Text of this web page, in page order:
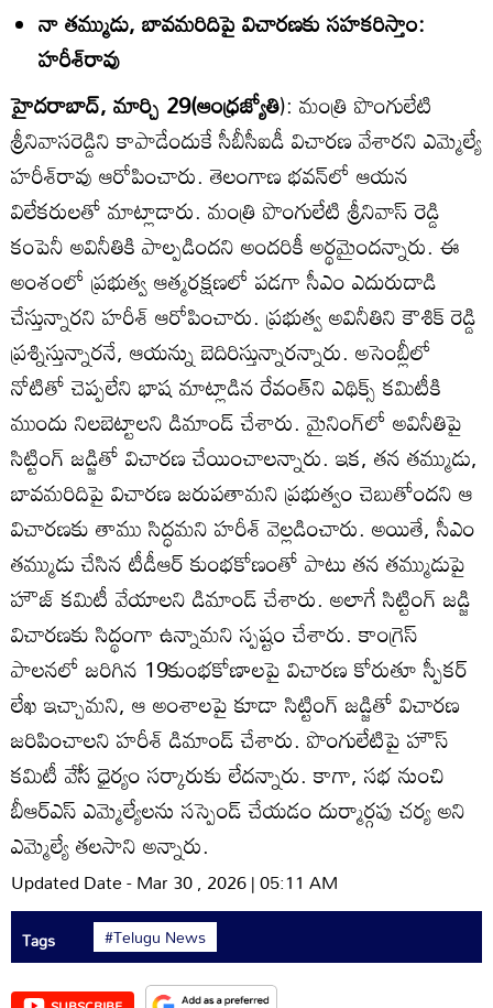
నా తమ్ముడు, బావమరిదిపై విచారణకు సహకరిస్తాం:
హరీశ్‌రావు
హైదరాబాద్‌, మార్చి 29(ఆంధ్రజ్యోతి): మంత్రి పొంగులేటి
శ్రీనివాసరెడ్డిని కాపాడేందుకే సీబీసీఐడీ విచారణ వేశారని ఎమ్మెల్యే
హరీశ్‌రావు ఆరోపించారు. తెలంగాణ భవన్‌లో ఆయన
విలేకరులతో మాట్లాడారు. మంత్రి పొంగులేటి శ్రీనివాస్‌ రెడ్డి
కంపెనీ అవినీతికి పాల్పడిందని అందరికీ అర్థమైందన్నారు. ఈ
అంశంలో ప్రభుత్వ ఆత్మరక్షణలో పడగా సీఎం ఎదురుదాడి
చేస్తున్నారని హరీశ్‌ ఆరోపించారు. ప్రభుత్వ అవినీతిని కౌశిక్‌ రెడ్డి
ప్రశ్నిస్తున్నారనే, ఆయన్ను బెదిరిస్తున్నారన్నారు. అసెంబ్లీలో
నోటితో చెప్పలేని భాష మాట్లాడిన రేవంత్‌ని ఎథిక్స్‌ కమిటీకి
ముందు నిలబెట్టాలని డిమాండ్‌ చేశారు. మైనింగ్‌లో అవినీతిపై
సిట్టింగ్‌ జడ్జితో విచారణ చేయించాలన్నారు. ఇక, తన తమ్ముడు,
బావమరిదిపై విచారణ జరుపతామని ప్రభుత్వం చెబుతోందని ఆ
విచారణకు తాము సిద్ధమని హరీశ్‌ వెల్లడించారు. అయితే, సీఎం
తమ్ముడు చేసిన టీడీఆర్‌ కుంభకోణంతో పాటు తన తమ్ముడుపై
హౌజ్‌ కమిటీ వేయాలని డిమాండ్‌ చేశారు. అలాగే సిట్టింగ్‌ జడ్జి
విచారణకు సిద్థంగా ఉన్నామని స్పష్టం చేశారు. కాంగ్రెస్‌
పాలనలో జరిగిన 19కుంభకోణాలపై విచారణ కోరుతూ స్పీకర్‌
లేఖ ఇచ్చామని, ఆ అంశాలపై కూడా సిట్టింగ్‌ జడ్జితో విచారణ
జరిపించాలని హరీశ్‌ డిమాండ్‌ చేశారు. పొంగులేటిపై హౌస్‌
కమిటీ వేేస ధైర్యం సర్కారుకు లేదన్నారు. కాగా, సభ నుంచి
బీఆర్‌ఎస్‌ ఎమ్మెల్యేలను సస్పెండ్‌ చేయడం దుర్మార్గపు చర్య అని
ఎమ్మెల్యే తలసాని అన్నారు.
Updated Date - Mar 30 , 2026 | 05:11 AM
Tags #Telugu News